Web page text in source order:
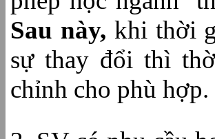
Sau này, khi thời
sự thay đổi thì
chỉnh cho phù hợp.